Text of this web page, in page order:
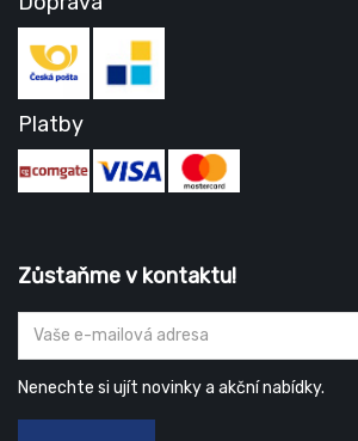
Platby
Zůstaňme v kontaktu!
Nenechte si ujít novinky a akční nabídky.